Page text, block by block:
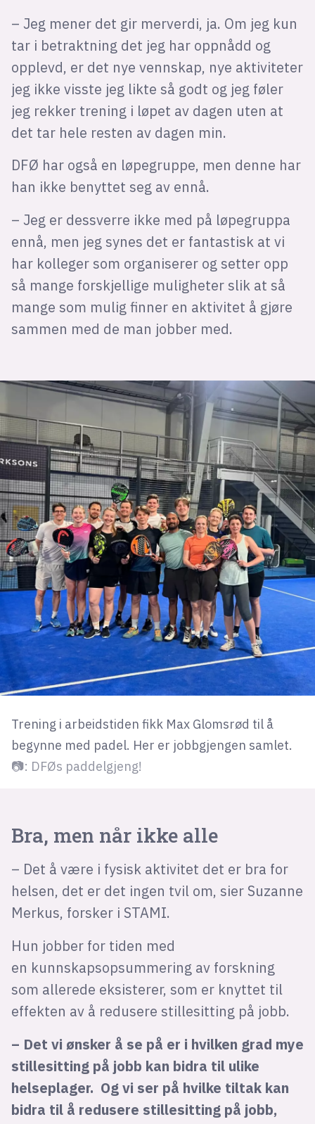
– Jeg mener det gir merverdi, ja. Om jeg kun
tar i betraktning det jeg har oppnådd og
opplevd, er det nye vennskap, nye aktiviteter
jeg ikke visste jeg likte så godt og jeg føler
jeg rekker trening i løpet av dagen uten at
det tar hele resten av dagen min.
DFØ har også en løpegruppe, men denne har
han ikke benyttet seg av ennå.
– Jeg er dessverre ikke med på løpegruppa
ennå, men jeg synes det er fantastisk at vi
har kolleger som organiserer og setter opp
så mange forskjellige muligheter slik at så
mange som mulig finner en aktivitet å gjøre
sammen med de man jobber med.
Trening i arbeidstiden fikk Max Glomsrød til å
begynne med padel. Her er jobbgjengen samlet.
📷: DFØs paddelgjeng!
Bra, men når ikke alle
– Det å være i fysisk aktivitet det er bra for
helsen, det er det ingen tvil om, sier Suzanne
Merkus, forsker i STAMI.
Hun jobber for tiden med
en kunnskapsopsummering av forskning
som allerede eksisterer, som er knyttet til
effekten av å redusere stillesitting på jobb.
– Det vi ønsker å se på er i hvilken grad mye
stillesitting på jobb kan bidra til ulike
helseplager. Og vi ser på hvilke tiltak kan
bidra til å redusere stillesitting på jobb,